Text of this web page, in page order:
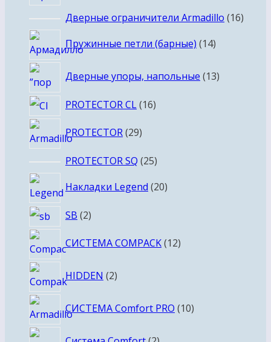
Дверные ограничители Armadillo 1616
Пружинные петли (барные) 1414
Дверные упоры, напольные 1313
PROTECTOR CL 1616
PROTECTOR 2929
PROTECTOR SQ 2525
Накладки Legend 2020
SB 22
СИСТЕМА COMPACK 1212
HIDDEN 22
СИСТЕМА Comfort PRO 1010
2